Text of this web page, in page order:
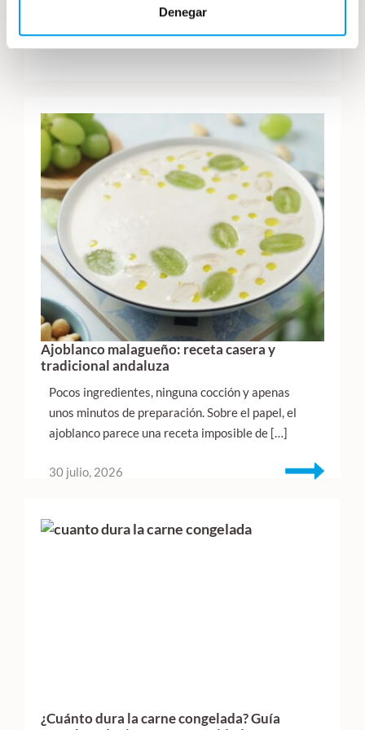
Denegar
Ajoblanco malagueño: receta casera y
tradicional andaluza
Pocos ingredientes, ninguna cocción y apenas
unos minutos de preparación. Sobre el papel, el
ajoblanco parece una receta imposible de […]
30 julio, 2026
¿Cuánto dura la carne congelada? Guía